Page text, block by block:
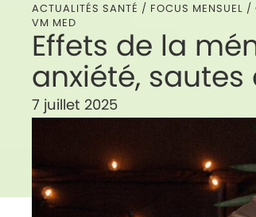
ACTUALITÉS SANTÉ / FOCUS MENSUEL /
VM MED
Effets de la
anxiété, sautes
7 juillet 2025